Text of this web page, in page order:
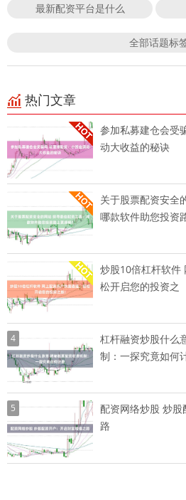
最新配资平台是什么
全部话题标
热门文章
参加私募建仓会受
动大收益的秘诀
关于股票配资安全
哪款软件助您投资
炒股10倍杠杆软件
松开启您的投资之
4
杠杆融资炒股什么
制：一探究竟如何
5
配资网络炒股 炒股
路